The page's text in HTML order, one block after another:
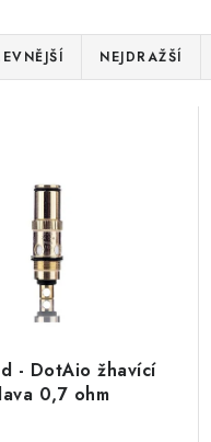
NEJDRAŽŠÍ
- DotAio žhavící
0,7 ohm